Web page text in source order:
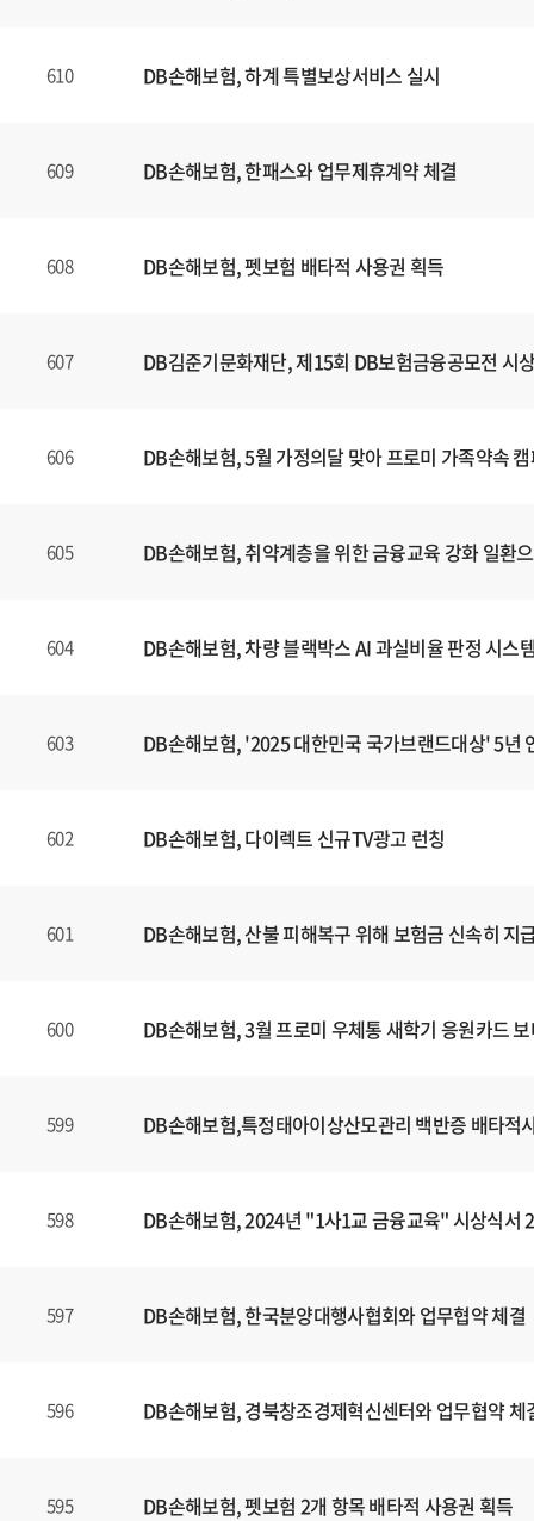
610 DB손해보험, 하계 특별보상서비스 실시
609 DB손해보험, 한패스와 업무제휴계약 체결
608 DB손해보험, 펫보험 배타적 사용권 획득
607 DB김준기문화재단, 제15회 DB보험금융공모전 시
606 DB손해보험, 5월 가정의달 맞아 프로미 가족약속
605 DB손해보험, 취약계층을 위한 금융교육 강화 일환
604 DB손해보험, 차량 블랙박스 AI 과실비율 판정 시스
603 DB손해보험, '2025 대한민국 국가브랜드대상' 5년
602 DB손해보험, 다이렉트 신규TV광고 런칭
601 DB손해보험, 산불 피해복구 위해 보험금 신속히 지
600 DB손해보험, 3월 프로미 우체통 새학기 응원카드
599 DB손해보험,특정태아이상산모관리 백반증 배타적
598 DB손해보험, 2024년 "1사1교 금융교육" 시상식서
597 DB손해보험, 한국분양대행사협회와 업무협약 체결
596 DB손해보험, 경북창조경제혁신센터와 업무협약 체
595 DB손해보험, 펫보험 2개 항목 배타적 사용권 획득